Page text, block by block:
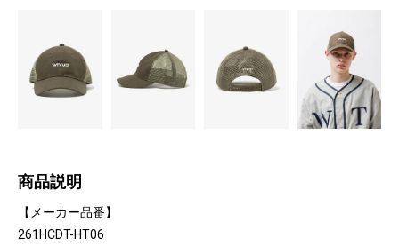
商品説明
【メーカー品番】
261HCDT-HT06